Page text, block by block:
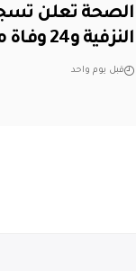
النزفية و24 وفاة منذ بداية العام الجاري
قبل يوم واحد